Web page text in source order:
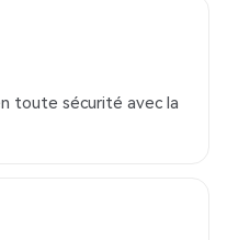
toute sécurité avec la